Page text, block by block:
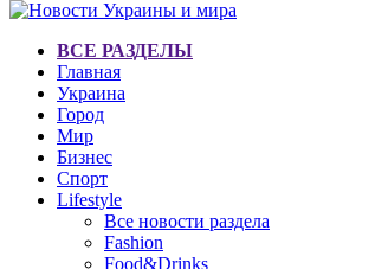
ВСЕ РАЗДЕЛЫ
Главная
Украина
Город
Мир
Бизнес
Спорт
Lifestyle
Все новости раздела
Fashion
Food&Drinks